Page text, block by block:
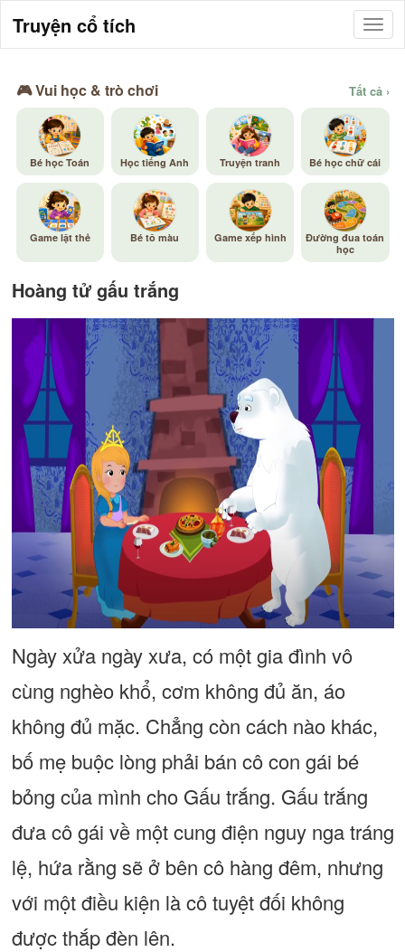
Truyện cổ tích
🎮 Vui học & trò chơi Tất cả ›
Bé học Toán Học tiếng Anh Truyện tranh Bé học chữ cái
Game lật thẻ Bé tô màu Game xếp hình
Đường đua toán
học
Hoàng tử gấu trắng
Ngày xửa ngày xưa, có một gia đình vô
cùng nghèo khổ, cơm không đủ ăn, áo
không đủ mặc. Chẳng còn cách nào khác,
bố mẹ buộc lòng phải bán cô con gái bé
bỏng của mình cho Gấu trắng. Gấu trắng
đưa cô gái về một cung điện nguy nga tráng
lệ, hứa rằng sẽ ở bên cô hàng đêm, nhưng
với một điều kiện là cô tuyệt đối không
được thắp đèn lên.